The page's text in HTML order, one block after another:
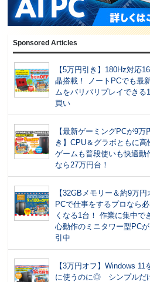
Sponsored Articles
【5万円引き】180Hz対応
晶搭載！ ノートPCでも最
ムをバリバリプレイできる
買い
【最新ゲーミングPCが9万
き】CPU＆グラボともに高
ゲームも普段使いも快適
なら27万円台！
【32GBメモリー＆約9万円
PCで仕事をするプロなら
くなる1台！ 作業に集中で
心動作のミニタワー型PC
引中
【3万円オフ】Windows 11
に使うのに◎ シンプルだ